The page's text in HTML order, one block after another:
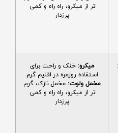
تر از میکرو، راه راه و کمی
پرزدار
میکرو: خنک و راحت برای
استفاده روزمره در اقلیم گرم
مخمل ولوت: مخمل نازک، گرم
تر از میکرو، راه راه و کمی
پرزدار